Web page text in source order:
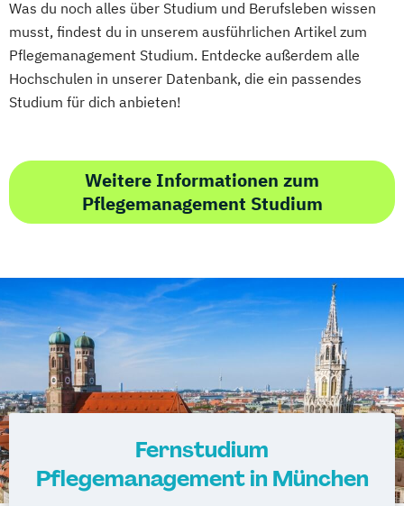
Was du noch alles über Studium und Berufsleben wissen
musst, findest du in unserem ausführlichen Artikel zum
Pflegemanagement Studium. Entdecke außerdem alle
Hochschulen in unserer Datenbank, die ein passendes
Studium für dich anbieten!
Weitere Informationen zum
Pflegemanagement Studium
Fernstudium
Pflegemanagement in München